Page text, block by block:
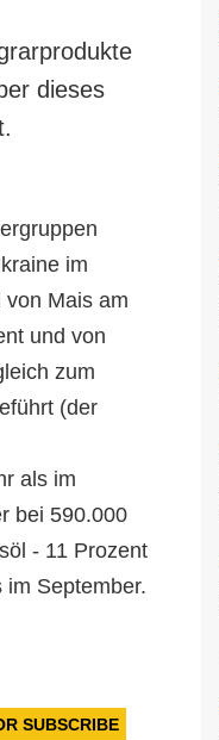
dieses
im
von Mais am
und von
zum
(der
als im
bei 590.000
- 11 Prozent
September.
SUBSCRIBE